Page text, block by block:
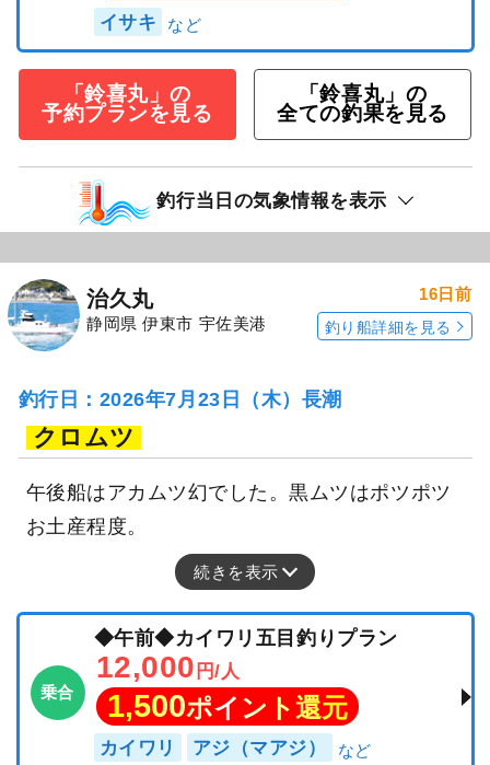
イサキ
「鈴喜丸」の
予約プランを見る
「鈴喜丸」の
全ての釣果を見る
釣行当日の気象情報を表示
治久丸
静岡県 伊東市 宇佐美港
16日前
釣り船詳細を見る
釣行日：2026年7月23日（木）長潮
クロムツ
午後船はアカムツ幻でした。黒ムツはポツポツ
お土産程度。
続きを表示
乗合
◆午前◆カイワリ五目釣りプラン
12,000 円/人
1,500ポイント還元
カイワリ アジ（マアジ）